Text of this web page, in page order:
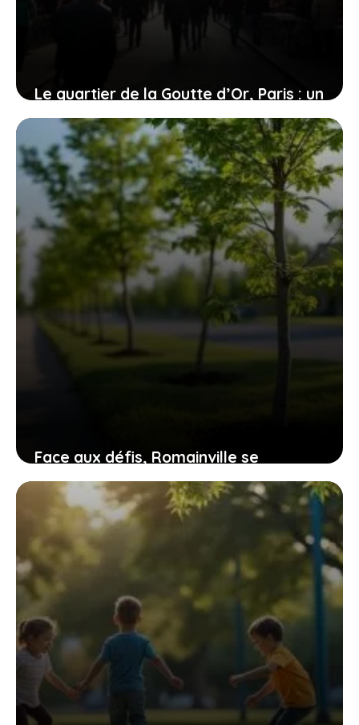
Le quartier de la Goutte d’Or, Paris : un
mélange de charme et de défis pour
ses résidents
5 juillet 2026
Face aux défis, Romainville se
transforme : immersion dans trois
quartiers en mutation
2 juillet 2026